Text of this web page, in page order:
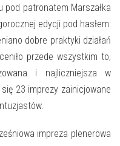
pod patronatem Marszałka
edycji pod hasłem:
dobre praktyki działań
przede wszystkim to,
i najliczniejsza w
23 imprezy zainicjowane
impreza plenerowa